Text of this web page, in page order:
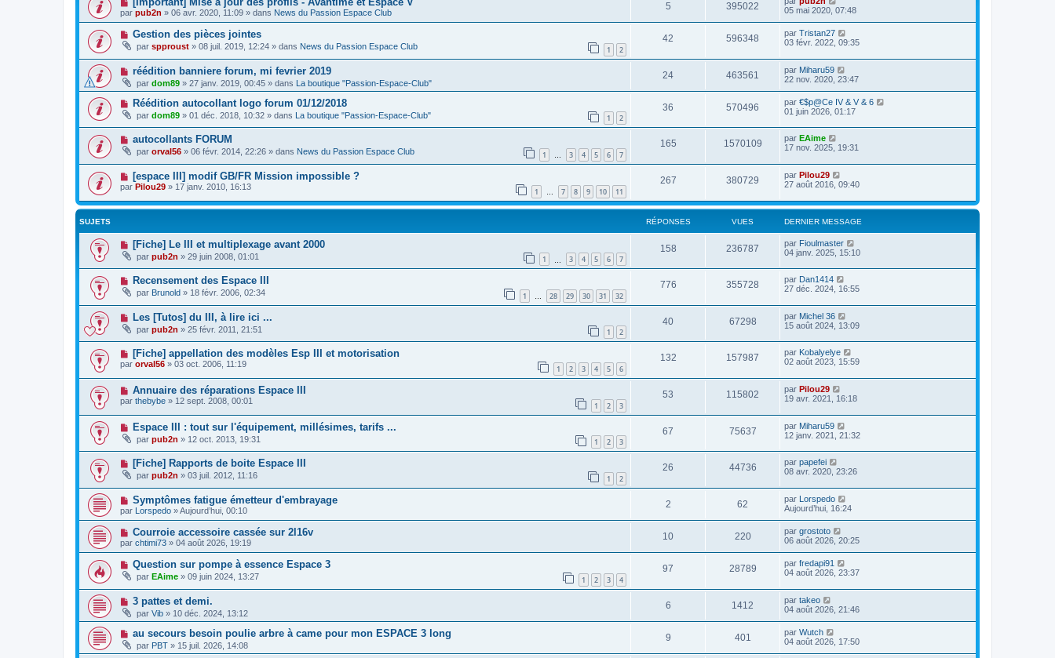
par pub2n » 06 avr. 2020, 11:09 » dans News du Passion Espace Club
5 395022
05 mai 2020, 07:48
Gestion des pièces jointes
par spproust » 08 juil. 2019, 12:24 » dans News du Passion Espace Club 1 2
42 596348 par Tristan27
03 févr. 2022, 09:35
réédition banniere forum, mi fevrier 2019
par dom89 » 27 janv. 2019, 00:45 » dans La boutique "Passion-Espace-Club"
24 463561 par Miharu59
22 nov. 2020, 23:47
Réédition autocollant logo forum 01/12/2018
par dom89 » 01 déc. 2018, 10:32 » dans La boutique "Passion-Espace-Club" 1 2
36 570496 par €$p@Ce IV & V & 6
01 juin 2026, 01:17
autocollants FORUM
par orval56 » 06 févr. 2014, 22:26 » dans News du Passion Espace Club 1 … 3 4 5 6 7
165 1570109 par EAime
17 nov. 2025, 19:31
[espace III] modif GB/FR Mission impossible ?
par Pilou29 » 17 janv. 2010, 16:13 1 … 7 8 9 10 11
267 380729 par Pilou29
27 août 2016, 09:40
SUJETS RÉPONSES VUES DERNIER MESSAGE
[Fiche] Le III et multiplexage avant 2000
par pub2n » 29 juin 2008, 01:01 1 3 4 5 6 7
158 236787 par Fioulmaster
04 janv. 2025, 15:10
Recensement des Espace III
par Brunold » 18 févr. 2006, 02:34 1 … 28 29 30 31 32
776 355728 par Dan1414
27 déc. 2024, 16:55
Les [Tutos] du III, à lire ici ...
par pub2n » 25 févr. 2011, 21:51 1 2
40 67298 par Michel 36
15 août 2024, 13:09
[Fiche] appellation des modèles Esp III et motorisation
par orval56 » 03 oct. 2006, 11:19 1 2 3 4 5 6
132 157987 par Kobalyelye
02 août 2023, 15:59
Annuaire des réparations Espace III
par thebybe » 12 sept. 2008, 00:01 1 2 3
53 115802 par Pilou29
19 avr. 2021, 16:18
Espace III : tout sur l'équipement, millésimes, tarifs ...
par pub2n » 12 oct. 2013, 19:31 1 2 3
67 75637 par Miharu59
12 janv. 2021, 21:32
[Fiche] Rapports de boite Espace III
par pub2n » 03 juil. 2012, 11:16 1 2
26 44736 par papefei
08 avr. 2020, 23:26
Symptômes fatigue émetteur d'embrayage
par Lorspedo »Aujourd’hui, 00:10
2 62 par Lorspedo
Aujourd’hui, 16:24
Courroie accessoire cassée sur 2l16v
par chtimi73 » 04 août 2026, 19:19
10 220 par grostoto
06 août 2026, 20:25
Question sur pompe à essence Espace 3
par EAime » 09 juin 2024, 13:27 1 2 3 4
97 28789 par fredapi91
04 août 2026, 23:37
3 pattes et demi.
par Vib » 10 déc. 2024, 13:12
6 1412 par takeo
04 août 2026, 21:46
au secours besoin poulie arbre à came pour mon ESPACE 3 long
par PBT » 15 juil. 2026, 14:08
9 401 par Wutch
04 août 2026, 17:50